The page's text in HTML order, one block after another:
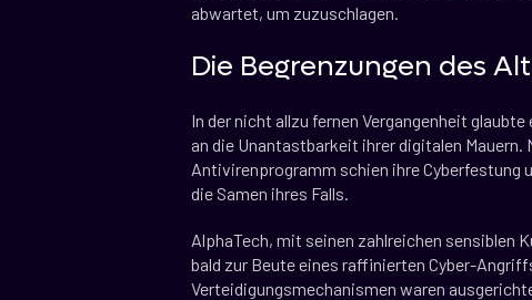
abwartet, um zuzuschlagen.
Die Begrenzungen des
In der nicht allzu fernen Vergangenheit
an die Unantastbarkeit ihrer digitalen
Antivirenprogramm schien ihre Cyberfestung
die Samen ihres Falls.
AlphaTech, mit seinen zahlreichen sensiblen
bald zur Beute eines raffinierten Cyber-
Verteidigungsmechanismen waren